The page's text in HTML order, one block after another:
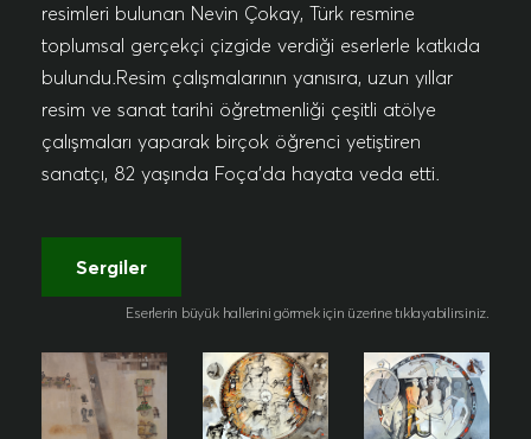
resimleri bulunan Nevin Çokay, Türk resmine
toplumsal gerçekçi çizgide verdiği eserlerle katkıda
bulundu.Resim çalışmalarının yanısıra, uzun yıllar
resim ve sanat tarihi öğretmenliği çeşitli atölye
çalışmaları yaparak birçok öğrenci yetiştiren
sanatçı, 82 yaşında Foça’da hayata veda etti.
Sergiler
Eserlerin büyük hallerini görmek için üzerine tıklayabilirsiniz.